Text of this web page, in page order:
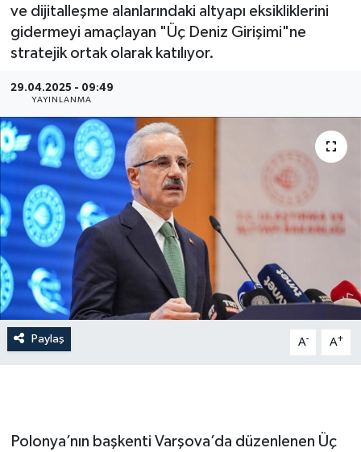
ve dijitalleşme alanlarındaki altyapı eksikliklerini
gidermeyi amaçlayan "Üç Deniz Girişimi"ne
stratejik ortak olarak katılıyor.
29.04.2025 - 09:49
YAYINLANMA
Paylaş A- A+
Polonya’nın başkenti Varşova’da düzenlenen Üç
Genel
Hava Durumu
İlan
Kültür Sanat
Magazin
Otomobil
Politika
Siyaset